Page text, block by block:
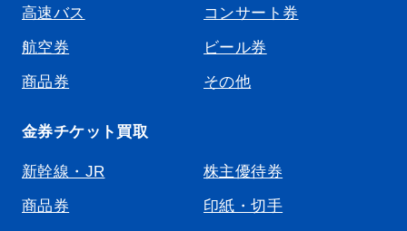
高速バス
コンサート券
航空券
ビール券
商品券
その他
金券チケット買取
新幹線・JR
株主優待券
商品券
印紙・切手